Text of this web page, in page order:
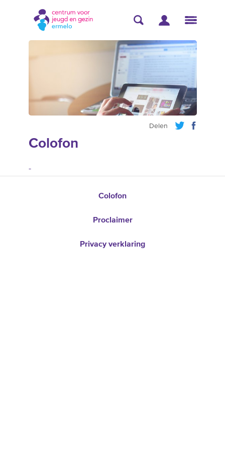
Delen
Colofon
-
Colofon
Proclaimer
Privacy verklaring